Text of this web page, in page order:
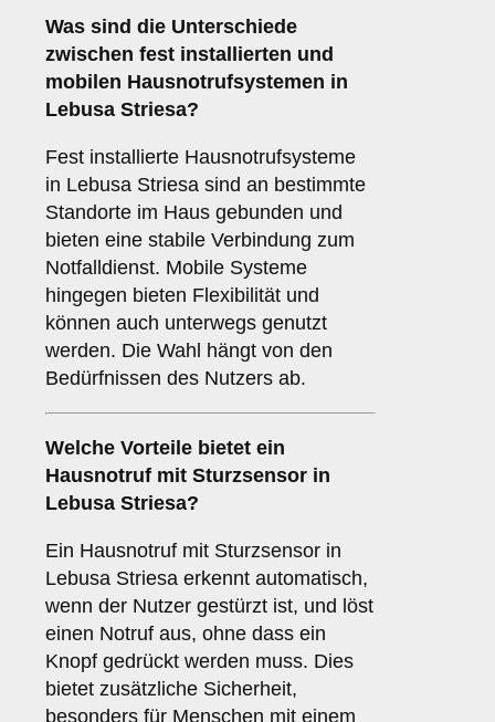
Was sind die Unterschiede
zwischen fest installierten und
mobilen Hausnotrufsystemen in
Lebusa Striesa?
Fest installierte Hausnotrufsysteme
in Lebusa Striesa sind an bestimmte
Standorte im Haus gebunden und
bieten eine stabile Verbindung zum
Notfalldienst. Mobile Systeme
hingegen bieten Flexibilität und
können auch unterwegs genutzt
werden. Die Wahl hängt von den
Bedürfnissen des Nutzers ab.
Welche Vorteile bietet ein
Hausnotruf mit Sturzsensor in
Lebusa Striesa?
Ein Hausnotruf mit Sturzsensor in
Lebusa Striesa erkennt automatisch,
wenn der Nutzer gestürzt ist, und löst
einen Notruf aus, ohne dass ein
Knopf gedrückt werden muss. Dies
bietet zusätzliche Sicherheit,
besonders für Menschen mit einem